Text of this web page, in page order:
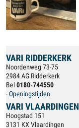
VARI RIDDERKERK
Noordenweg 73-75
2984 AG Ridderkerk
Bel 0180-744550
- Openingstijden
VARI VLAARDINGEN
Hoogstad 151
3131 KX Vlaardingen